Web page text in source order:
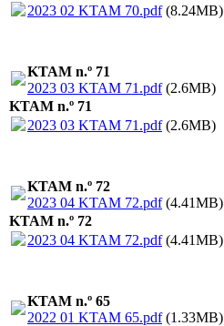
2023 02 KTAM 70.pdf(8.24MB)
KTAM n.º 71
2023 03 KTAM 71.pdf(2.6MB)
KTAM n.º 71
2023 03 KTAM 71.pdf(2.6MB)
KTAM n.º 72
2023 04 KTAM 72.pdf(4.41MB)
KTAM n.º 72
2023 04 KTAM 72.pdf(4.41MB)
KTAM n.º 65
2022 01 KTAM 65.pdf(1.33MB)